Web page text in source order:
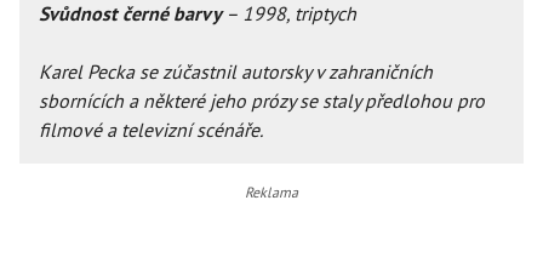
Svůdnost černé barvy– 1998, triptych
Karel Pecka se zúčastnil autorsky v zahraničních
sbornících a některé jeho prózy se staly předlohou pro
filmové a televizní scénáře.